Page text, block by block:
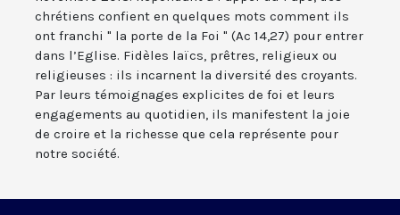
chrétiens confient en quelques mots comment ils
ont franchi " la porte de la Foi " (Ac 14,27) pour entrer
dans l’Eglise. Fidèles laïcs, prêtres, religieux ou
religieuses : ils incarnent la diversité des croyants.
Par leurs témoignages explicites de foi et leurs
engagements au quotidien, ils manifestent la joie
de croire et la richesse que cela représente pour
notre société.